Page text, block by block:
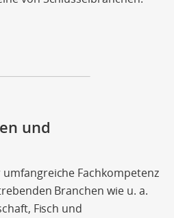
und
Fachkompetenz
Branchen wie u. a.
Fisch und